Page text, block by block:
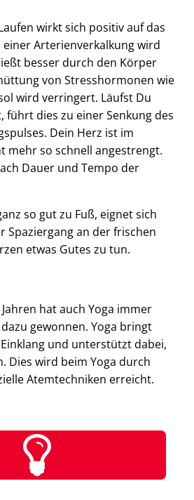
wirkt sich positiv auf das
einer Arterienverkalkung wird
besser durch den Körper
von Stresshormonen wie
wird verringert. Läufst Du
führt dies zu einer Senkung des
Dein Herz ist im
mehr so schnell angestrengt.
Dauer und Tempo der
so gut zu Fuß, eignet sich
Spaziergang an der frischen
etwas Gutes zu tun.
hat auch Yoga immer
gewonnen. Yoga bringt
und unterstützt dabei,
Dies wird beim Yoga durch
Atemtechniken erreicht.